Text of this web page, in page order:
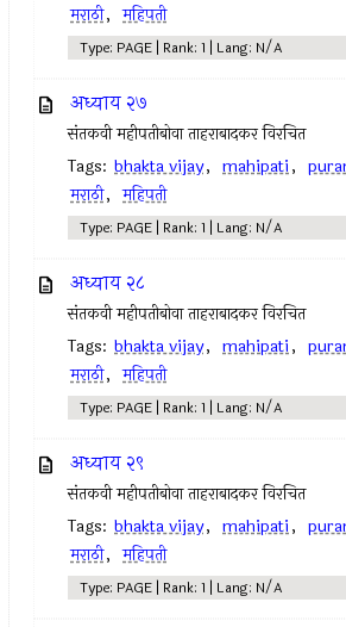
मराठी, महिपती
Type: PAGE | Rank: 1 | Lang: N/A
अध्याय २७
संतकवी महीपतीबोवा ताहराबादकर विरचित
Tags: bhakta vijay, mahipati,
मराठी, महिपती
Type: PAGE | Rank: 1 | Lang: N/A
अध्याय २८
संतकवी महीपतीबोवा ताहराबादकर विरचित
Tags: bhakta vijay, mahipati,
मराठी, महिपती
Type: PAGE | Rank: 1 | Lang: N/A
अध्याय २९
संतकवी महीपतीबोवा ताहराबादकर विरचित
Tags: bhakta vijay, mahipati,
मराठी, महिपती
Type: PAGE | Rank: 1 | Lang: N/A